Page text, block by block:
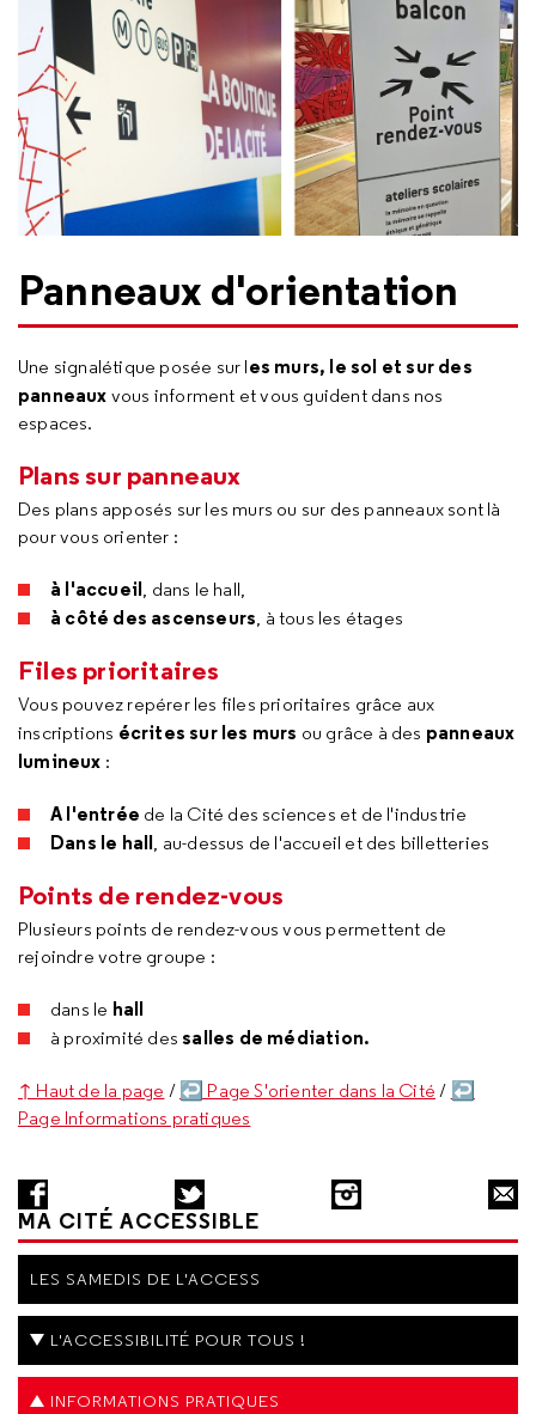
Panneaux d'orientation
Une signalétique posée sur les murs, le sol et sur des
panneaux vous informent et vous guident dans nos
espaces.
Plans sur panneaux
Des plans apposés sur les murs ou sur des panneaux sont là
pour vous orienter :
à l'accueil , dans le hall,
à côté des ascenseurs , à tous les étages
Files prioritaires
Vous pouvez repérer les files prioritaires grâce aux
inscriptions écrites sur les murs ou grâce à des panneaux
lumineux :
A l'entrée de la Cité des sciences et de l'industrie
Dans le hall , au-dessus de l'accueil et des billetteries
Points de rendez-vous
Plusieurs points de rendez-vous vous permettent de
rejoindre votre groupe :
dans le hall
à proximité des salles de médiation.
↑ Haut de la page / ↩ Page S'orienter dans la Cité / ↩
Page Informations pratiques
MA CITÉ ACCESSIBLE
LES SAMEDIS DE L'ACCESS
L'ACCESSIBILITÉ POUR TOUS !
INFORMATIONS PRATIQUES